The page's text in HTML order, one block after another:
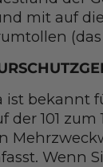
mit auf
ist
der 101 zum
Wenn